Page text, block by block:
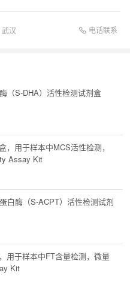
武汉 电话联系
（S-DHA）活性检测试剂盒
，用于样本中MCS活性检测，
Assay Kit
白酶（S-ACPT）活性检测试剂
用于样本中FT含量检测，微量
Kit